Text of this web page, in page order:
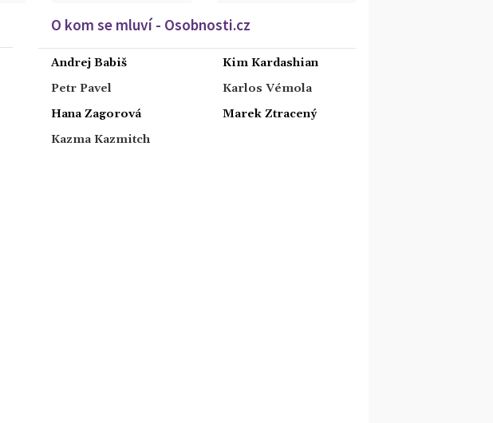
O kom se mluví - Osobnosti.cz
Andrej Babiš
Petr Pavel
Hana Zagorová
Kazma Kazmitch
Kim Kardashian
Karlos Vémola
Marek Ztracený